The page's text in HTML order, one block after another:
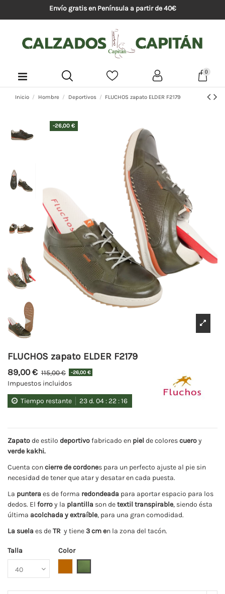
Envío gratis en Península a partir de 40€
0
Inicio Hombre Deportivos FLUCHOS zapato ELDER F2179
-26,00 €
FLUCHOS zapato ELDER F2179
89,00 € 115,00 € -26,00 €
Impuestos incluidos
Tiempo restante 23d. 04 : 22 :16
Zapatode estilo deportivofabricado en piel de colorescueroy
verde kakhi.
Cuenta concierre de cordones para un perfecto ajuste al pie sin
necesidad de tener que atar y desatar en cada puesta.
La puntera es de forma redondeada para aportar espacio para los
dedos. El forroy la plantilla son detextil transpirable, siendo ésta
última acolchada y extraíble, para una gran comodidad.
La suela es deTR y tiene3 cm en la zona del tacón.
Talla
Color